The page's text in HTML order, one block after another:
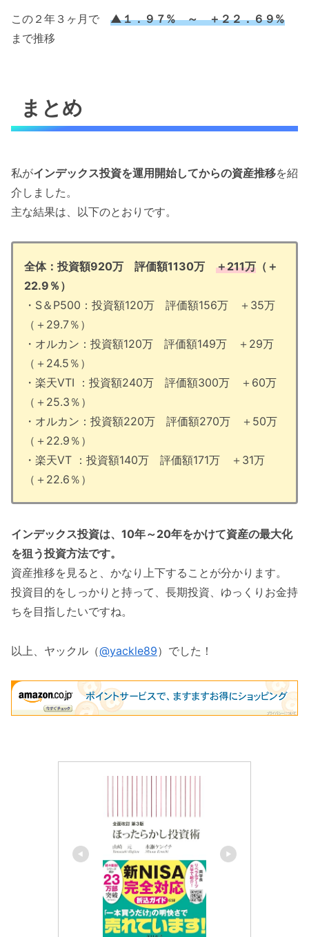
この２年３ヶ月で ▲１．９７%～ ＋２２．６９%
まで推移
まとめ
私がインデックス投資を運用開始してからの資産推移を紹
介しました。
主な結果は、以下のとおりです。
全体：投資額920万 評価額1130万 ＋211万 （＋
22.9％）
・S＆P500：投資額120万 評価額156万 ＋35万
（＋29.7％）
・オルカン：投資額120万 評価額149万 ＋29万
（＋24.5％）
・楽天VTI ：投資額240万 評価額300万 ＋60万
（＋25.3％）
・オルカン：投資額220万 評価額270万 ＋50万
（＋22.9％）
・楽天VT ：投資額140万 評価額171万 ＋31万
（＋22.6％）
インデックス投資は、10年～20年をかけて資産の最大化
を狙う投資方法です。
資産推移を見ると、かなり上下することが分かります。
投資目的をしっかりと持って、長期投資、ゆっくりお金持
ちを目指したいですね。
以上、ヤックル（@yackle89）でした！